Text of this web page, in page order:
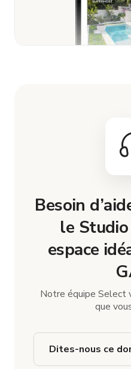
Besoin
le
espace
Notre équipe Select
que
Dites-nous ce